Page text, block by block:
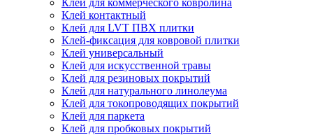
Клей для коммерческого ковролина
Клей контактный
Клей для LVT ПВХ плитки
Клей-фиксация для ковровой плитки
Клей универсальный
Клей для искусственной травы
Клей для резиновых покрытий
Клей для натурального линолеума
Клей для токопроводящих покрытий
Клей для паркета
Клей для пробковых покрытий